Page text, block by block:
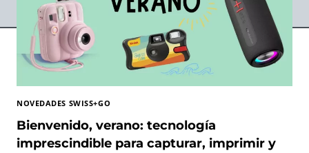
NOVEDADES SWISS+GO
Bienvenido, verano: tecnología
imprescindible para capturar, imprimir y